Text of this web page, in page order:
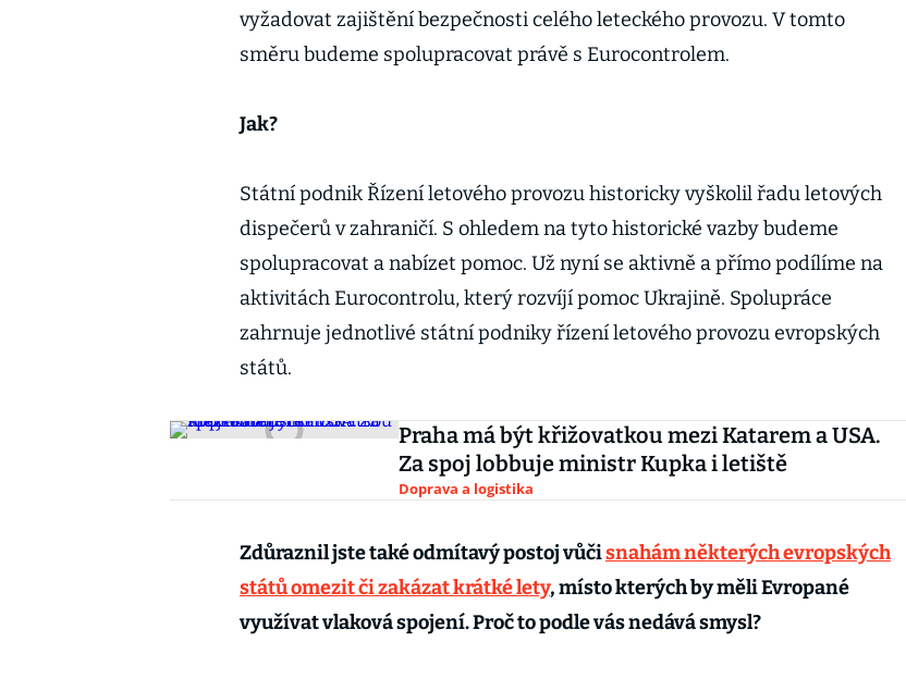
vyžadovat zajištění bezpečnosti celého leteckého provozu. V tomto
směru budeme spolupracovat právě s Eurocontrolem.
Jak?
Státní podnik Řízení letového provozu historicky vyškolil řadu letových
dispečerů v zahraničí. S ohledem na tyto historické vazby budeme
spolupracovat a nabízet pomoc. Už nyní se aktivně a přímo podílíme na
aktivitách Eurocontrolu, který rozvíjí pomoc Ukrajině. Spolupráce
zahrnuje jednotlivé státní podniky řízení letového provozu evropských
států.
Praha má být křižovatkou mezi Katarem a USA.
Za spoj lobbuje ministr Kupka i letiště
Doprava a logistika
Zdůraznil jste také odmítavý postoj vůčisnahám některých evropských
států omezit či zakázat krátké lety, místo kterých by měli Evropané
využívat vlaková spojení. Proč to podle vás nedává smysl?